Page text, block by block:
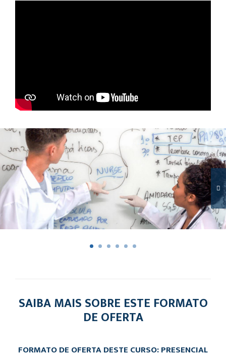
SAIBA MAIS SOBRE ESTE FORMATO
DE OFERTA
FORMATO DE OFERTA DESTE CURSO: PRESENCIAL